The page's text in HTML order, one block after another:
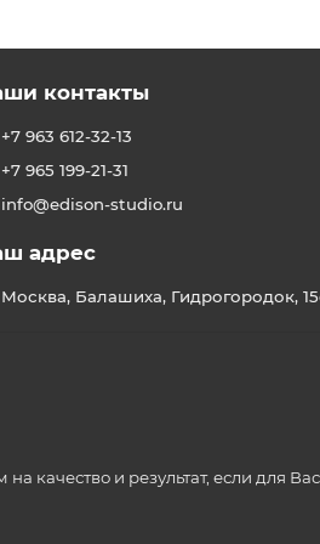
контакты
+7 963 612-32-13
+7 965 199-21-31
info@edison-studio.ru
адрес
Москва, Балашиха, Гидрогородок,
и результат, если для Вас